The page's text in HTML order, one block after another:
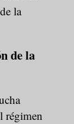
la
de la
régimen